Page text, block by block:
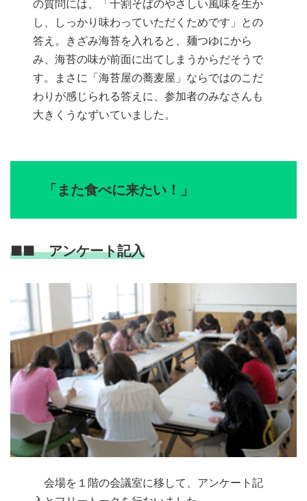
の質問には、「十割そばのやさしい風味を生か
し、しっかり味わっていただくためです」との
答え。きざみ海苔を入れると、麺つゆにから
み、海苔の味が前面に出てしまうからだそうで
す。まさに「海苔屋の蕎麦屋」ならではのこだ
わりが感じられる答えに、参加者のみなさんも
大きくうなずいていました。
「また食べに来たい！」
■■ アンケート記入
会場を１階の会議室に移して、アンケート記